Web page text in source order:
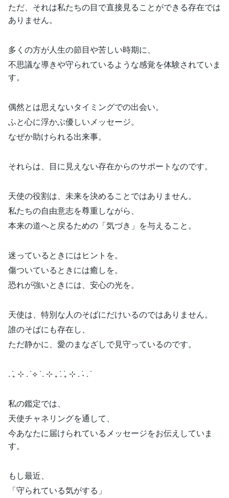
ただ、それは私たちの目で直接見ることができる存在では
ありません。
多くの方が人生の節目や苦しい時期に、
不思議な導きや守られているような感覚を体験されていま
す。
偶然とは思えないタイミングでの出会い。
ふと心に浮かぶ優しいメッセージ。
なぜか助けられる出来事。
それらは、目に見えない存在からのサポートなのです。
天使の役割は、未来を決めることではありません。
私たちの自由意志を尊重しながら、
本来の道へと戻るための「気づき」を与えること。
迷っているときにはヒントを。
傷ついているときには癒しを。
恐れが強いときには、安心の光を。
天使は、特別な人のそばにだけいるのではありません。
誰のそばにも存在し、
ただ静かに、愛のまなざしで見守っているのです。
. ݁₊ ⊹ . ݁ ⟡ ݁ . ⊹ ₊ ݁. ݁₊ ⊹ . ݁˖ . ݁
私の鑑定では、
天使チャネリングを通して、
今あなたに届けられているメッセージをお伝えしていま
す。
もし最近、
「守られている気がする」